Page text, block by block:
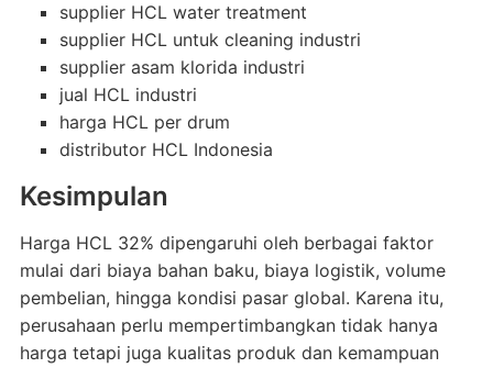
supplier HCL water treatment
supplier HCL untuk cleaning industri
supplier asam klorida industri
jual HCL industri
harga HCL per drum
distributor HCL Indonesia
Kesimpulan
Harga HCL 32% dipengaruhi oleh berbagai faktor
mulai dari biaya bahan baku, biaya logistik, volume
pembelian, hingga kondisi pasar global. Karena itu,
perusahaan perlu mempertimbangkan tidak hanya
harga tetapi juga kualitas produk dan kemampuan